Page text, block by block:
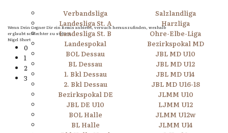
Wenn Dein Gegner Dir ein Remis anbietet, versuch herauszufinden, weshalb
er glaubt schlechter zu stehen.
Nigel Short
0
1
2
3
Verbandsliga
Salzlandliga
Landesliga St. A
Harzliga
Landesliga St. B
Ohre-Elbe-Liga
Landespokal
Bezirkspokal MD
BOL Dessau
JBL MD U10
BL Dessau
JBL MD U12
1. Bkl Dessau
JBL MD U14
2. Bkl Dessau
JBL MD U16-18
Bezirkspokal DE
JLMM U10
JBL DE U10
LJMM U12
BOL Halle
JLMM U12w
BL Halle
JLMM U14